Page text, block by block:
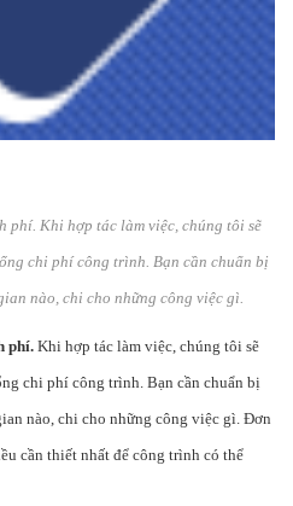
Khi hợp tác làm việc, chúng tôi sẽ
chi phí công trình. Bạn cần chuẩn bị
nào, chi cho những công việc gì.
phí. Khi hợp tác làm việc, chúng tôi sẽ
chi phí công trình. Bạn cần chuẩn bị
nào, chi cho những công việc gì. Đơn
cần thiết nhất để công trình có thể